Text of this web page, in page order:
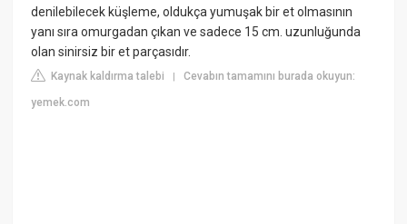
denilebilecek küşleme, oldukça yumuşak bir et olmasının
yanı sıra omurgadan çıkan ve sadece 15 cm. uzunluğunda
olan sinirsiz bir et parçasıdır.
Kaynak kaldırma talebi |Cevabın tamamını burada okuyun:
yemek.com